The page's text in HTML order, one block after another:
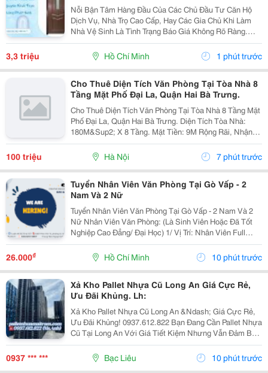
Nỗi Bận Tâm Hàng Đầu Của Các Chủ Đầu Tư Căn Hộ
Dịch Vụ, Nhà Trọ Cao Cấp, Hay Các Gia Chủ Khi Làm
Nhà Vệ Sinh Là Tình Trạng Báo Giá Không Rõ Ràng.
Nhiều Đơn Vị Ban Đầu Báo Giá Cánh Cửa Nhựa Đài
Loan Rất Rẻ Để Thu Hút Khách Hàng, Nhưng Khi Quyết
3,3 triệu Hồ Chí Minh 1 phút trước
Cho Thuê Diện Tích Văn Phòng Tại Tòa Nhà 8
Tầng Mặt Phố Đại La, Quận Hai Bà Trưng.
Cho Thuê Diện Tích Văn Phòng Tại Tòa Nhà 8 Tầng Mặt
Phố Đại La, Quận Hai Bà Trưng. Diện Tích Tòa Nhà:
180M&Sup2; X 8 Tầng. Mặt Tiền: 9M Rộng Rãi, Nhận
Diện Thương Hiệu Tốt. Thiết Kế: Hiện Đại, Thông Sàn,
Thoáng Mát, Wc Riêng Từng...
100 triệu Hà Nội 7 phút trước
Tuyển Nhân Viên Văn Phòng Tại Gò Vấp - 2
Nam Và 2 Nữ
Tuyển Nhân Viên Văn Phòng Tại Gò Vấp - 2 Nam Và 2
Nữ Nhân Viên Văn Phòng: (Là Sinh Viên Hoặc Đã Tốt
Nghiệp Cao Đẳng/ Đại Học) 1/ Vị Trí: Nhân Viên Full
Time (2 Nam 2 Nữ) Ca Làm: 13:00 Đến 21:00 (1 Tháng
Được Nghỉ Phép 1 Ngày, Và Hưởng Các Ngày...
26.000₫ Hồ Chí Minh 10 phút trước
Xả Kho Pallet Nhựa Cũ Long An Giá Cực Rẻ,
Ưu Đãi Khủng. Lh:
Xả Kho Pallet Nhựa Cũ Long An &Ndash; Giá Cực Rẻ,
Ưu Đãi Khủng! 0937.612.822 Bạn Đang Cần Pallet Nhựa
Cũ Tại Long An Với Giá Tiết Kiệm Nhưng Vẫn Đảm Bảo
Chất Lượng? Đừng Bỏ Lỡ Chương Trình Xả Kho Số
Lượng Lớn Với Mức Giá Cực Ưu Đãi! ✅ Sản Phẩm...
0937 *** *** Bạc Liêu 10 phút trước